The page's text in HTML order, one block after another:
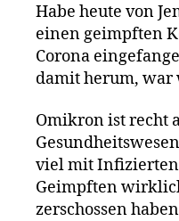
Habe heute von
einen geimpften
Corona
damit herum, war
Omikron ist recht
viel mit Infizierten
Geimpften
zerschossen